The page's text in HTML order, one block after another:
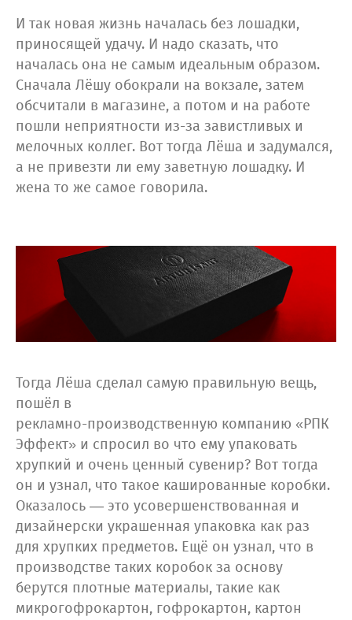
И так новая жизнь началась без лошадки,
приносящей удачу. И надо сказать, что
началась она не самым идеальным образом.
Сначала Лёшу обокрали на вокзале, затем
обсчитали в магазине, а потом и на работе
пошли неприятности из-за завистливых и
мелочных коллег. Вот тогда Лёша и задумался,
а не привезти ли ему заветную лошадку. И
жена то же самое говорила.
Тогда Лёша сделал самую правильную вещь,
пошёл в
рекламно-производственную компанию «РПК
Эффект» и спросил во что ему упаковать
хрупкий и очень ценный сувенир? Вот тогда
он и узнал, что такое кашированные коробки.
Оказалось — это усовершенствованная и
дизайнерски украшенная упаковка как раз
для хрупких предметов. Ещё он узнал, что в
производстве таких коробок за основу
берутся плотные материалы, такие как
микрогофрокартон, гофрокартон, картон